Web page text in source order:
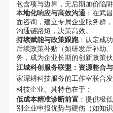
包含项与边界，无后期加价陷
本地化响应与高效沟通：在武
面咨询，建立专属企业服务群
沟通链路短，决策高效。
持续赋能与政策跟跑：认定成
后续政策补贴（如研发后补助
务，成为企业长期的创新政策伙
江城科创服务联盟：资源整合
家深耕科技服务的工作室联合
科技企业。其特色在于：
低成本精准诊断前置：提供极
别企业申报优势与硬伤（如知